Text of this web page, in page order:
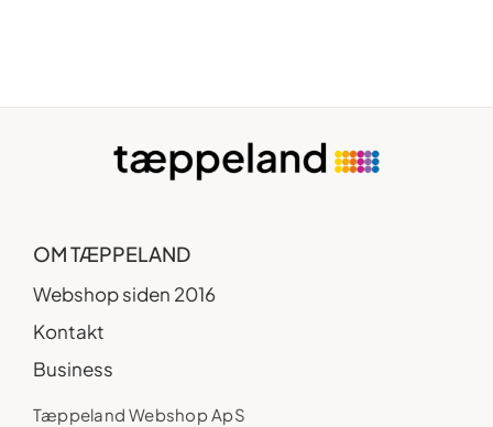
OM TÆPPELAND
Webshop siden 2016
Kontakt
Business
Tæppeland Webshop ApS